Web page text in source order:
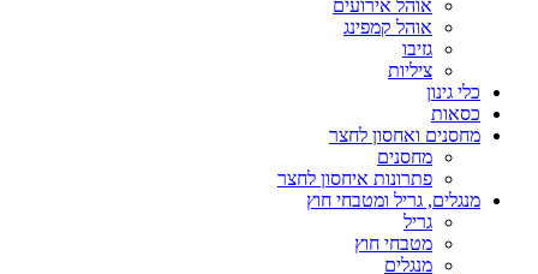
אוהל אירועים
אוהל קמפינג
גזיבו
ציליות
כלי גינון
כסאות
מחסנים ואחסון לחצר
מחסנים
פתרונות איחסון לחצר
מנגלים, גריל ומטבחי חוץ
גריל
מטבחי חוץ
מנגלים